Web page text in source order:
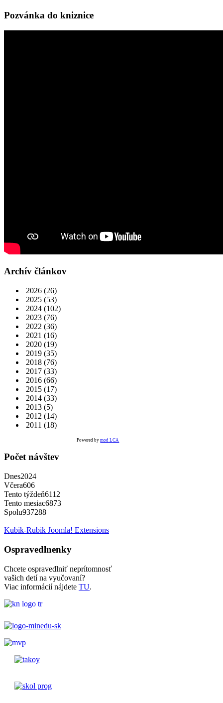
Pozvánka do kniznice
Archív článkov
2026 (26)
2025 (53)
2024 (102)
2023 (76)
2022 (36)
2021 (16)
2020 (19)
2019 (35)
2018 (76)
2017 (33)
2016 (66)
2015 (17)
2014 (33)
2013 (5)
2012 (14)
2011 (18)
Powered bymod LCA
Počet návštev
Dnes2024
Včera606
Tento týždeň6112
Tento mesiac6873
Spolu937288
Kubik-Rubik Joomla! Extensions
Ospravedlnenky
Chcete ospravedlniť neprítomnosť
vašich detí na vyučovaní?
Viac informácií nájdete TU.